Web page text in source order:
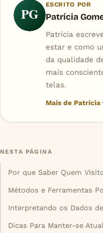
PG
ESCRITO POR
Patrícia
Patrícia
estar e como
da qualidade
mais
telas.
Mais de Patrícia
NESTA PÁGINA
Por que Saber Quem
Métodos e Ferramentas
Interpretando os Dados
Dicas Para Manter-se